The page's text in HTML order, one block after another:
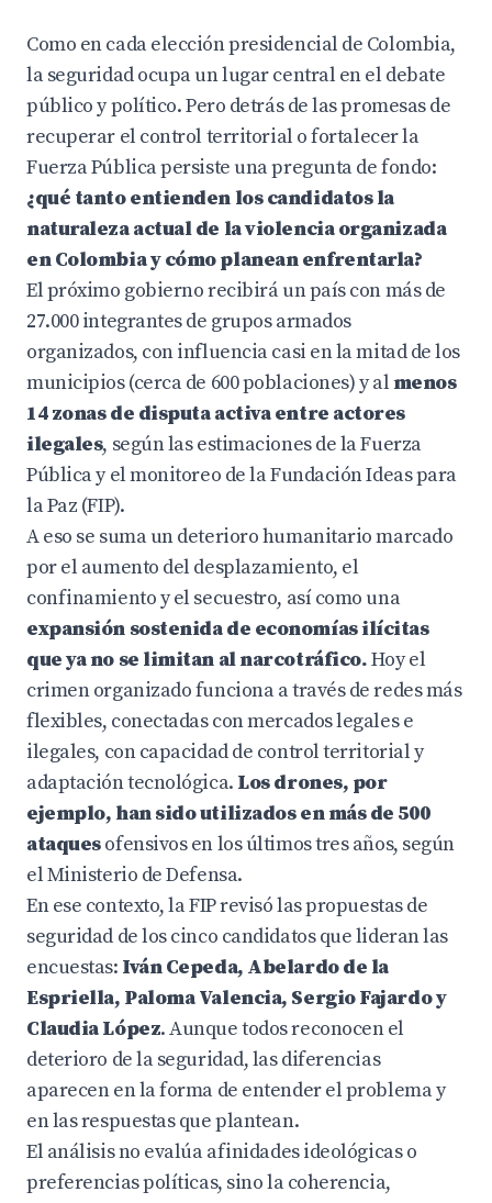
Como en cada elección presidencial de Colombia,
la seguridad ocupa un lugar central en el debate
público y político. Pero detrás de las promesas de
recuperar el control territorial o fortalecer la
Fuerza Pública persiste una pregunta de fondo:
¿qué tanto entienden los candidatos la
naturaleza actual de la violencia organizada
en Colombia y cómo planean enfrentarla?
El próximo gobierno recibirá un país con más de
27.000 integrantes de grupos armados
organizados, con influencia casi en la mitad de los
municipios (cerca de 600 poblaciones) y almenos
14 zonas de disputa activa entre actores
ilegales, según las estimaciones de la Fuerza
Pública y el monitoreo de la Fundación Ideas para
la Paz (FIP).
A eso se suma un deterioro humanitario marcado
por el aumento del desplazamiento, el
confinamiento y el secuestro, así como una
expansión sostenida de economías ilícitas
que ya no se limitan al narcotráfico.Hoy el
crimen organizado funciona a través de redes más
flexibles, conectadas con mercados legales e
ilegales, con capacidad de control territorial y
adaptación tecnológica. Los drones, por
ejemplo, han sido utilizados en más de 500
ataquesofensivos en los últimos tres años, según
el Ministerio de Defensa.
En ese contexto, la FIP revisó las propuestas de
seguridad de los cinco candidatos que lideran las
encuestas: Iván Cepeda, Abelardo de la
Espriella, Paloma Valencia, Sergio Fajardo y
Claudia López. Aunque todos reconocen el
deterioro de la seguridad, las diferencias
aparecen en la forma de entender el problema y
en las respuestas que plantean.
El análisis no evalúa afinidades ideológicas o
preferencias políticas, sino la coherencia,